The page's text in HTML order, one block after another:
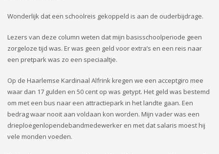
Wonderlijk dat een schoolreis gekoppeld is aan de ouderbijdrage.
Lezers van deze column weten dat mijn basisschoolperiode geen
zorgeloze tijd was. Er was geen geld voor extra’s en een reis naar
een pretpark was zo een speciaaltje.
Op de Haarlemse Kardinaal Alfrink kregen we een acceptgiro mee
waar dan 17 gulden en 50 cent op was getypt. Het geld was bestemd
om met een bus naar een attractiepark in het landte gaan. Een
bedrag waar nooit aan voldaan kon worden. Mijn vaderwas een
drieploegenlopendebandmedewerker en met dat salaris moesthij
vele monden voeden.